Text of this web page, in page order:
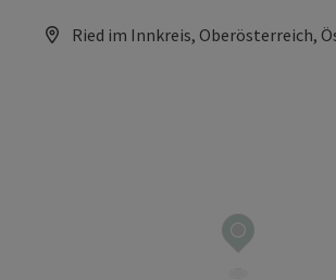
Ried im Innkreis, Oberösterreich,